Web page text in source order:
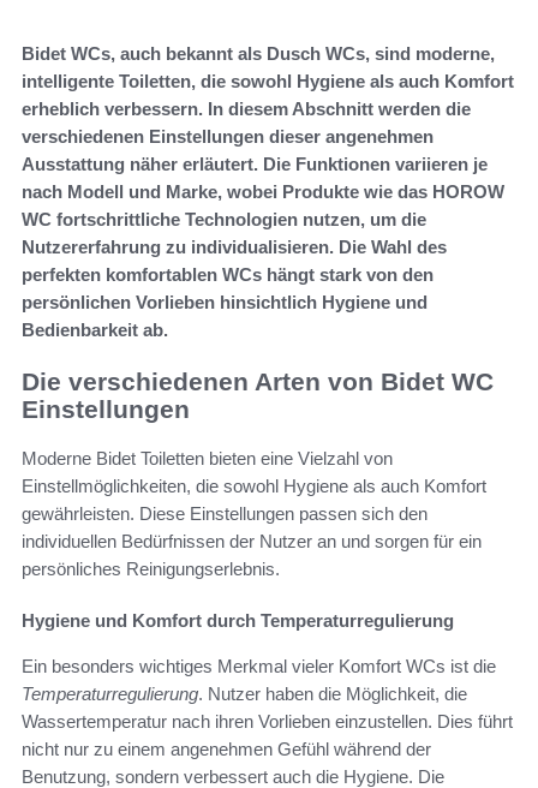
Bidet WCs, auch bekannt als Dusch WCs, sind moderne,
intelligente Toiletten, die sowohl Hygiene als auch Komfort
erheblich verbessern. In diesem Abschnitt werden die
verschiedenen Einstellungen dieser angenehmen
Ausstattung näher erläutert. Die Funktionen variieren je
nach Modell und Marke, wobei Produkte wie das HOROW
WC fortschrittliche Technologien nutzen, um die
Nutzererfahrung zu individualisieren. Die Wahl des
perfekten komfortablen WCs hängt stark von den
persönlichen Vorlieben hinsichtlich Hygiene und
Bedienbarkeit ab.
Die verschiedenen Arten von Bidet WC
Einstellungen
Moderne Bidet Toiletten bieten eine Vielzahl von
Einstellmöglichkeiten, die sowohl Hygiene als auch Komfort
gewährleisten. Diese Einstellungen passen sich den
individuellen Bedürfnissen der Nutzer an und sorgen für ein
persönliches Reinigungserlebnis.
Hygiene und Komfort durch Temperaturregulierung
Ein besonders wichtiges Merkmal vieler Komfort WCs ist die
Temperaturregulierung. Nutzer haben die Möglichkeit, die
Wassertemperatur nach ihren Vorlieben einzustellen. Dies führt
nicht nur zu einem angenehmen Gefühl während der
Benutzung, sondern verbessert auch die Hygiene. Die